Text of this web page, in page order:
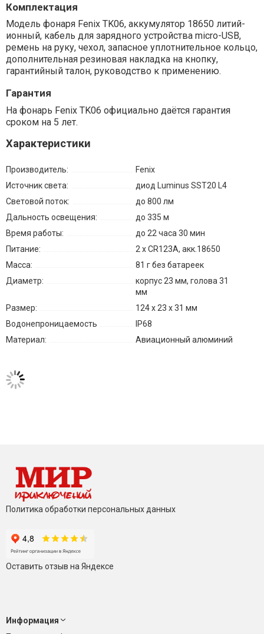
Комплектация
Модель фонаря Fenix TK06, аккумулятор 18650 литий-
ионный, кабель для зарядного устройства micro-USB,
ремень на руку, чехол, запасное уплотнительное кольцо,
дополнительная резиновая накладка на кнопку,
гарантийный талон, руководство к применению.
Гарантия
На фонарь Fenix TK06 официально даётся гарантия
сроком на 5 лет.
Характеристики
Производитель:
Fenix
Источник света:
диод Luminus SST20 L4
Световой поток:
до 800 лм
Дальность освещения:
до 335 м
Время работы:
до 22 часа 30 мин
Питание:
2 х CR123A, акк.18650
Масса:
81 г без батареек
Диаметр:
корпус 23 мм, голова 31
мм
Размер:
124 х 23 х 31 мм
Водонепроницаемость
IP68
Материал:
Авиационный алюминий
Политика обработки персональных данных
Оставить отзыв на Яндексе
Информация